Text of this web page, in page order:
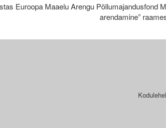
Euroopa Maaelu Arengu Põllumajandusfond
arendamine”